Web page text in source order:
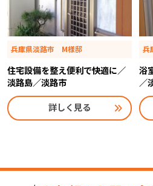
兵庫県淡路市 M様邸
住宅設備を整え便利で快適に／
淡路島／淡路市
詳しく見る
兵
浴
／